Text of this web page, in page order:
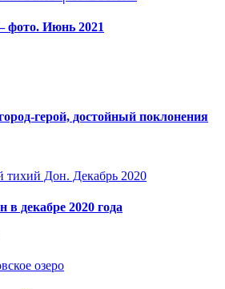
фото. Июнь 2021
герой, достойный поклонения
декабре 2020 года